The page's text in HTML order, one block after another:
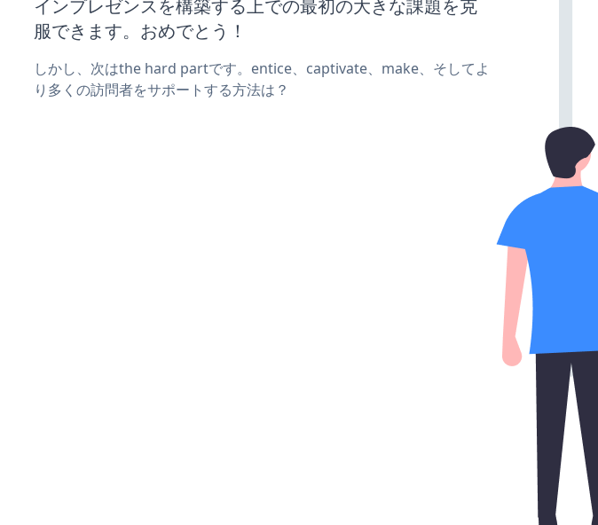
インプレゼンスを構築する上での最初の大きな課題を克
服できます。おめでとう！
しかし、次はthe hard partです。entice、captivate、make、そしてよ
り多くの訪問者をサポートする方法は？